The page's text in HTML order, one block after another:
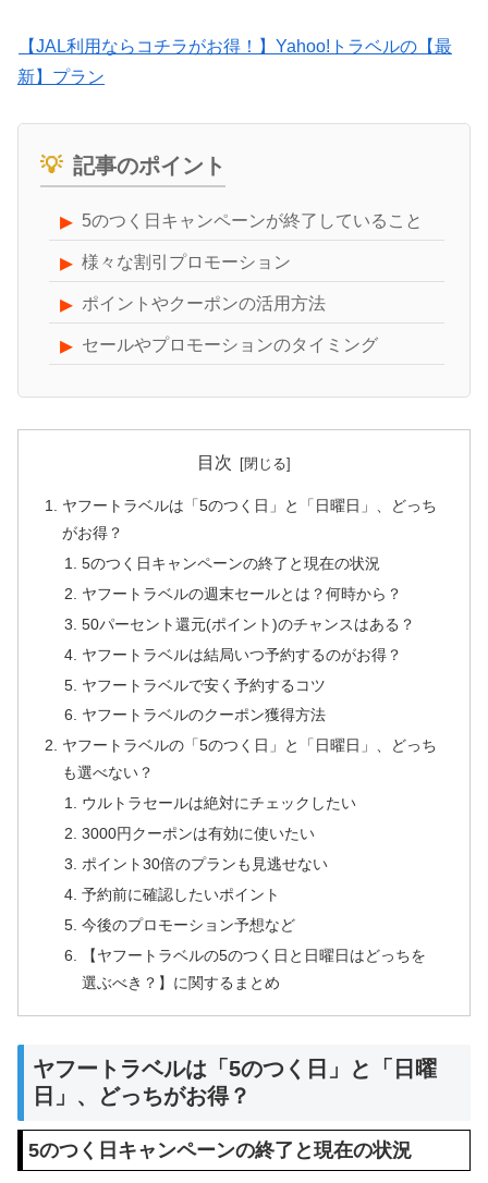
【JAL利用ならコチラがお得！】Yahoo!トラベルの【最
新】プラン
記事のポイント
5のつく日キャンペーンが終了していること
様々な割引プロモーション
ポイントやクーポンの活用方法
セールやプロモーションのタイミング
目次
ヤフートラベルは「5のつく日」と「日曜日」、どっち
がお得？
5のつく日キャンペーンの終了と現在の状況
ヤフートラベルの週末セールとは？何時から？
50パーセント還元(ポイント)のチャンスはある？
ヤフートラベルは結局いつ予約するのがお得？
ヤフートラベルで安く予約するコツ
ヤフートラベルのクーポン獲得方法
ヤフートラベルの「5のつく日」と「日曜日」、どっち
も選べない？
ウルトラセールは絶対にチェックしたい
3000円クーポンは有効に使いたい
ポイント30倍のプランも見逃せない
予約前に確認したいポイント
今後のプロモーション予想など
【ヤフートラベルの5のつく日と日曜日はどっちを
選ぶべき？】に関するまとめ
ヤフートラベルは「5のつく日」と「日曜
日」、どっちがお得？
5のつく日キャンペーンの終了と現在の状況